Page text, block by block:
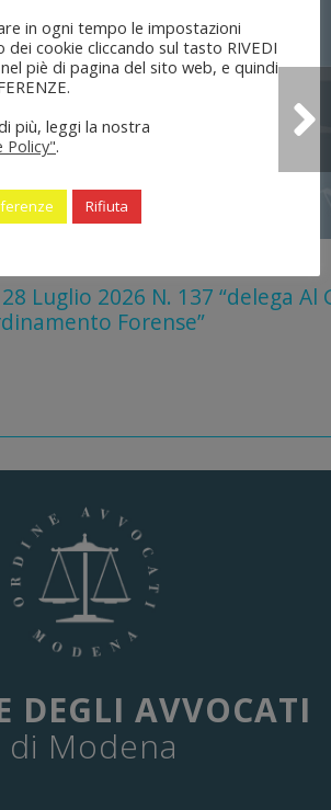
Luglio 2026 N. 137 “delega
Forense”
DEGLI AVVOCATI
di Modena
in ogni tempo le impostazioni
dei cookie cliccando sul tasto RIVEDI
piè di pagina del sito web, e quindi
più, leggi la nostra
Policy".
Rifiuta